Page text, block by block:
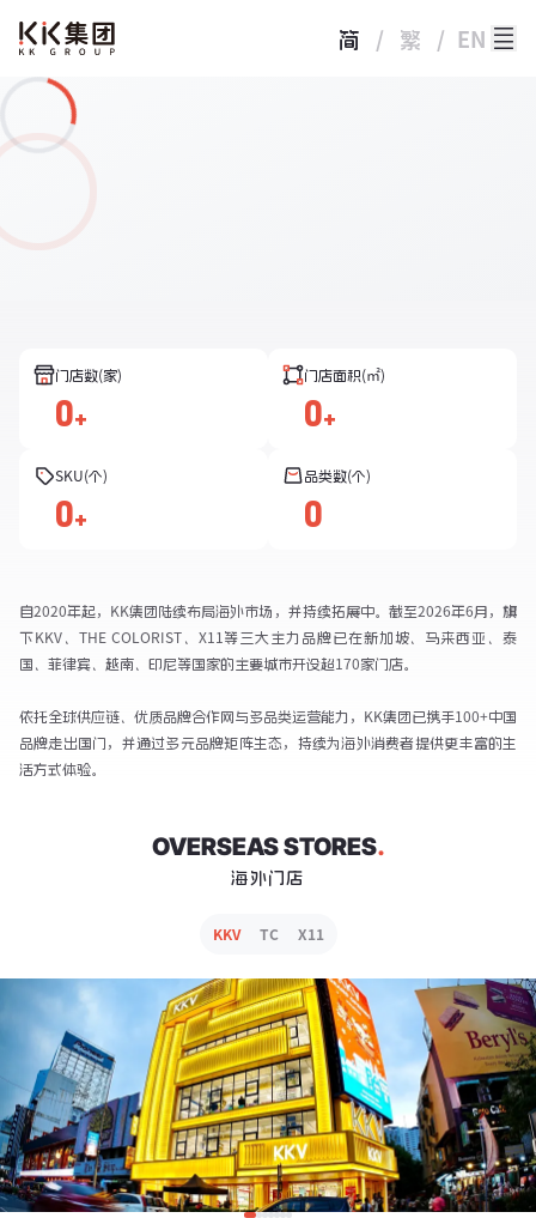
简 / 繁 / EN
门店数(家)
0+
门店面积(㎡)
0+
SKU(个)
0+
品类数(个)
0
自2020年起，KK集团陆续布局海外市场，并持续拓展中。截至2026年6月，旗
下KKV、THE COLORIST、X11等三大主力品牌已在新加坡、马来西亚、泰
国、菲律宾、越南、印尼等国家的主要城市开设超170家门店。
依托全球供应链、优质品牌合作网与多品类运营能力，KK集团已携手100+中国
品牌走出国门，并通过多元品牌矩阵生态，持续为海外消费者提供更丰富的生
活方式体验。
OVERSEAS STORES.
海外门店
KKV TC X11